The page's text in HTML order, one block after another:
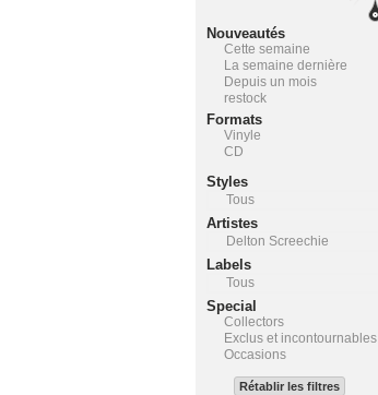
Nouveautés
Cette semaine
La semaine dernière
Depuis un mois
restock
Formats
Vinyle
CD
Styles
Tous
Artistes
Delton Screechie
Labels
Tous
Special
Collectors
Exclus et incontournables
Occasions
Rétablir les filtres